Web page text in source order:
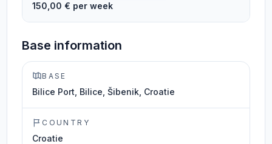
150,00 € per week
Base information
BASE
Bilice Port, Bilice, Šibenik, Croatie
COUNTRY
Croatie